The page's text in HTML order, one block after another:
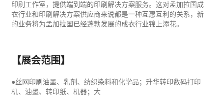
印刷工作室，提供端到端的印刷解决方案服务。这对孟加拉国成
衣行业和印刷解决方案供应商来说都是一种互惠互利的关系，新
的业务将为孟加拉国已经蓬勃发展的成衣行业锦上添花。
【展会范围】
●丝网 印刷 油墨、乳剂、 纺织染料和化学品；升华转印数码打印
机、油墨、转印纸、机器；大